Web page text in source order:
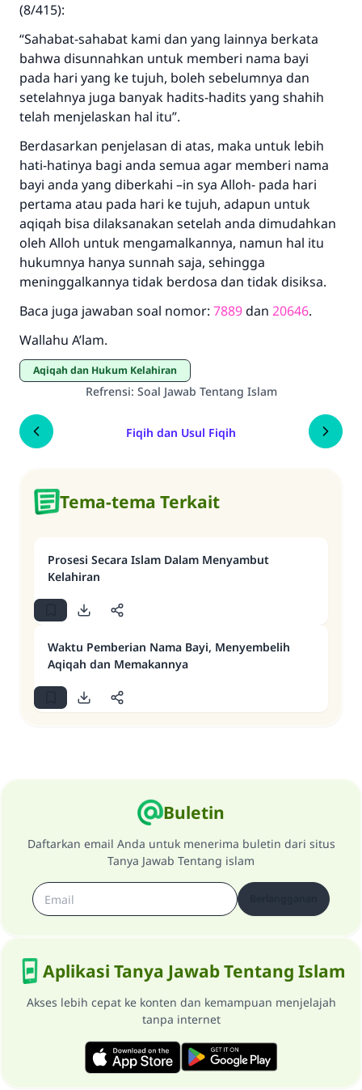
(8/415):
“Sahabat-sahabat kami dan yang lainnya berkata
bahwa disunnahkan untuk memberi nama bayi
pada hari yang ke tujuh, boleh sebelumnya dan
setelahnya juga banyak hadits-hadits yang shahih
telah menjelaskan hal itu”.
Berdasarkan penjelasan di atas, maka untuk lebih
hati-hatinya bagi anda semua agar memberi nama
bayi anda yang diberkahi –in sya Alloh- pada hari
pertama atau pada hari ke tujuh, adapun untuk
aqiqah bisa dilaksanakan setelah anda dimudahkan
oleh Alloh untuk mengamalkannya, namun hal itu
hukumnya hanya sunnah saja, sehingga
meninggalkannya tidak berdosa dan tidak disiksa.
Baca juga jawaban soal nomor: 7889dan 20646.
Wallahu A’lam.
Aqiqah dan Hukum Kelahiran
Refrensi: Soal Jawab Tentang Islam
Fiqih dan Usul Fiqih
Tema-tema Terkait
Prosesi Secara Islam Dalam Menyambut
Kelahiran
Waktu Pemberian Nama Bayi, Menyembelih
Aqiqah dan Memakannya
Buletin
Daftarkan email Anda untuk menerima buletin dari situs
Tanya Jawab Tentang islam
Aplikasi Tanya Jawab Tentang Islam
Akses lebih cepat ke konten dan kemampuan menjelajah
tanpa internet